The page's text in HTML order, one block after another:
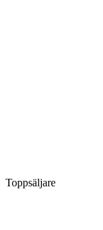
Toppsäljare